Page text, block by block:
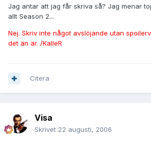
Jag antar att jag får skriva så? Jag menar
allt Season 2...
Nej. Skriv inte något avslöjande utan
det än är. /KalleR
Citera
Visa
Skrivet 22 augusti, 2006